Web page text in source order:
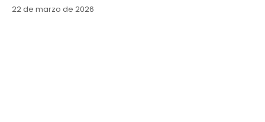
22 de marzo de 2026